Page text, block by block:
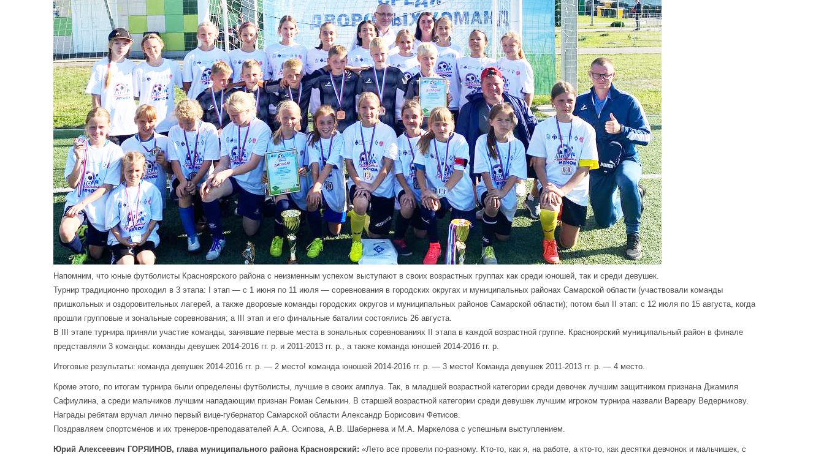
Напомним, что юные футболисты Красноярского района с неизменным успехом выступают в своих возрастных группах как среди юношей, так и среди девушек.
Турнир традиционно проходил в 3 этапа: I этап — с 1 июня по 11 июля — соревнования в городских округах и муниципальных районах Самарской области (участвовали команды
пришкольных и оздоровительных лагерей, а также дворовые команды городских округов и муниципальных районов Самарской области); потом был II этап: с 12 июля по 15 августа, когда
прошли групповые и зональные соревнования; а III этап и его финальные баталии состоялись 26 августа.
В III этапе турнира приняли участие команды, занявшие первые места в зональных соревнованиях II этапа в каждой возрастной группе. Красноярский муниципальный район в финале
представляли 3 команды: команды девушек 2014-2016 гг. р. и 2011-2013 гг. р., а также команда юношей 2014-2016 гг. р.
Итоговые результаты: команда девушек 2014-2016 гг. р. — 2 место! команда юношей 2014-2016 гг. р. — 3 место! Команда девушек 2011-2013 гг. р. — 4 место.
Кроме этого, по итогам турнира были определены футболисты, лучшие в своих амплуа. Так, в младшей возрастной категории среди девочек лучшим защитником признана Джамиля
Сафиулина, а среди мальчиков лучшим нападающим признан Роман Семыкин. В старшей возрастной категории среди девушек лучшим игроком турнира назвали Варвару Ведерникову.
Награды ребятам вручал лично первый вице-губернатор Самарской области Александр Борисович Фетисов.
Поздравляем спортсменов и их тренеров-преподавателей А.А. Осипова, А.В. Шабернева и М.А. Маркелова с успешным выступлением.
Юрий Алексеевич ГОРЯИНОВ, глава муниципального района Красноярский: «Лето все провели по-разному. Кто-то, как я, на работе, а кто-то, как десятки девчонок и мальчишек, с